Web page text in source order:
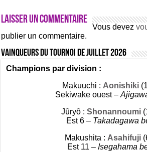
Laisser un commentaire
Vous devez
publier un commentaire.
Vainqueurs du tournoi de Juillet 2026
Champions par division :
Makuuchi : Aonishiki
Sekiwake ouest –
Jûryô : Shonannoumi
Est 6 – Takadagawa
Makushita : Asahifuji
Est 11 –Isegahama